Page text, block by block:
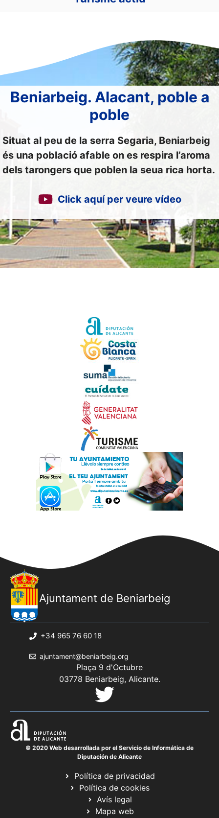
Beniarbeig. Alacant, poble a
poble
Situat al peu de la serra Segaria, Beniarbeig
és una població afable on es respira l’aroma
dels tarongers que poblen la seua rica horta.
Click aquí per veure vídeo
Ajuntament de Beniarbeig
+34 965 76 60 18
ajuntament@beniarbeig.org
Plaça 9 d'Octubre
03778 Beniarbeig, Alicante.
© 2020 Web desarrollada por el Servicio de Informática de
Diputación de Alicante
Política de privacidad
Política de cookies
Avís legal
Mapa web